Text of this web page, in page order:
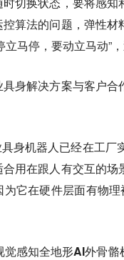
算法的问题，弹性
马停，要动立马动”
身解决方案与客户
身机器人已经在工
用在跟人有交互的
它在硬件层面有物
感知全地形AI外骨